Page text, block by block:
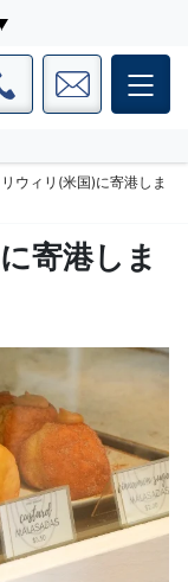
ウィリ(米国)に寄港しま
寄港しま